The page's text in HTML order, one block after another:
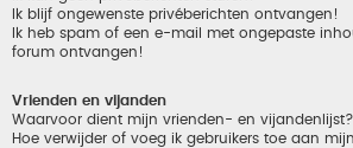
Ik blijf ongewenste privéberichten ontvangen!
Ik heb spam of een e-mail met ongepaste
forum ontvangen!
Vrienden en vijanden
Waarvoor dient mijn vrienden- en vijandenlijst?
Hoe verwijder of voeg ik gebruikers toe aan